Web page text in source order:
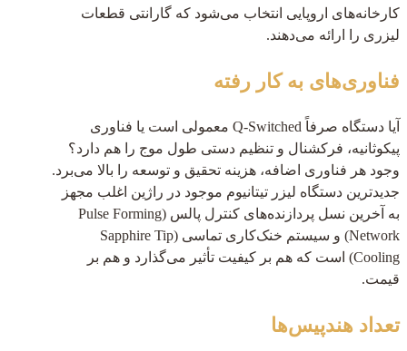
کارخانه‌های اروپایی انتخاب می‌شود که گارانتی قطعات
لیزری را ارائه می‌دهند.
فناوری‌های به کار رفته
آیا دستگاه صرفاً Q-Switched معمولی است یا فناوری
پیکوثانیه، فرکشنال و تنظیم دستی طول موج را هم دارد؟
وجود هر فناوری اضافه، هزینه تحقیق و توسعه را بالا می‌برد.
جدیدترین دستگاه لیزر تیتانیوم موجود در راژین اغلب مجهز
به آخرین نسل پردازنده‌های کنترل پالس (Pulse Forming
Network) و سیستم خنک‌کاری تماسی (Sapphire Tip
Cooling) است که هم بر کیفیت تأثیر می‌گذارد و هم بر
قیمت.
تعداد هندپیس‌ها